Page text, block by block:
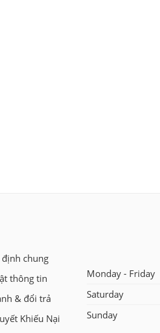
định chung
thông tin
& đổi trả
Khiếu Nại
Monday - Friday
Saturday
Sunday